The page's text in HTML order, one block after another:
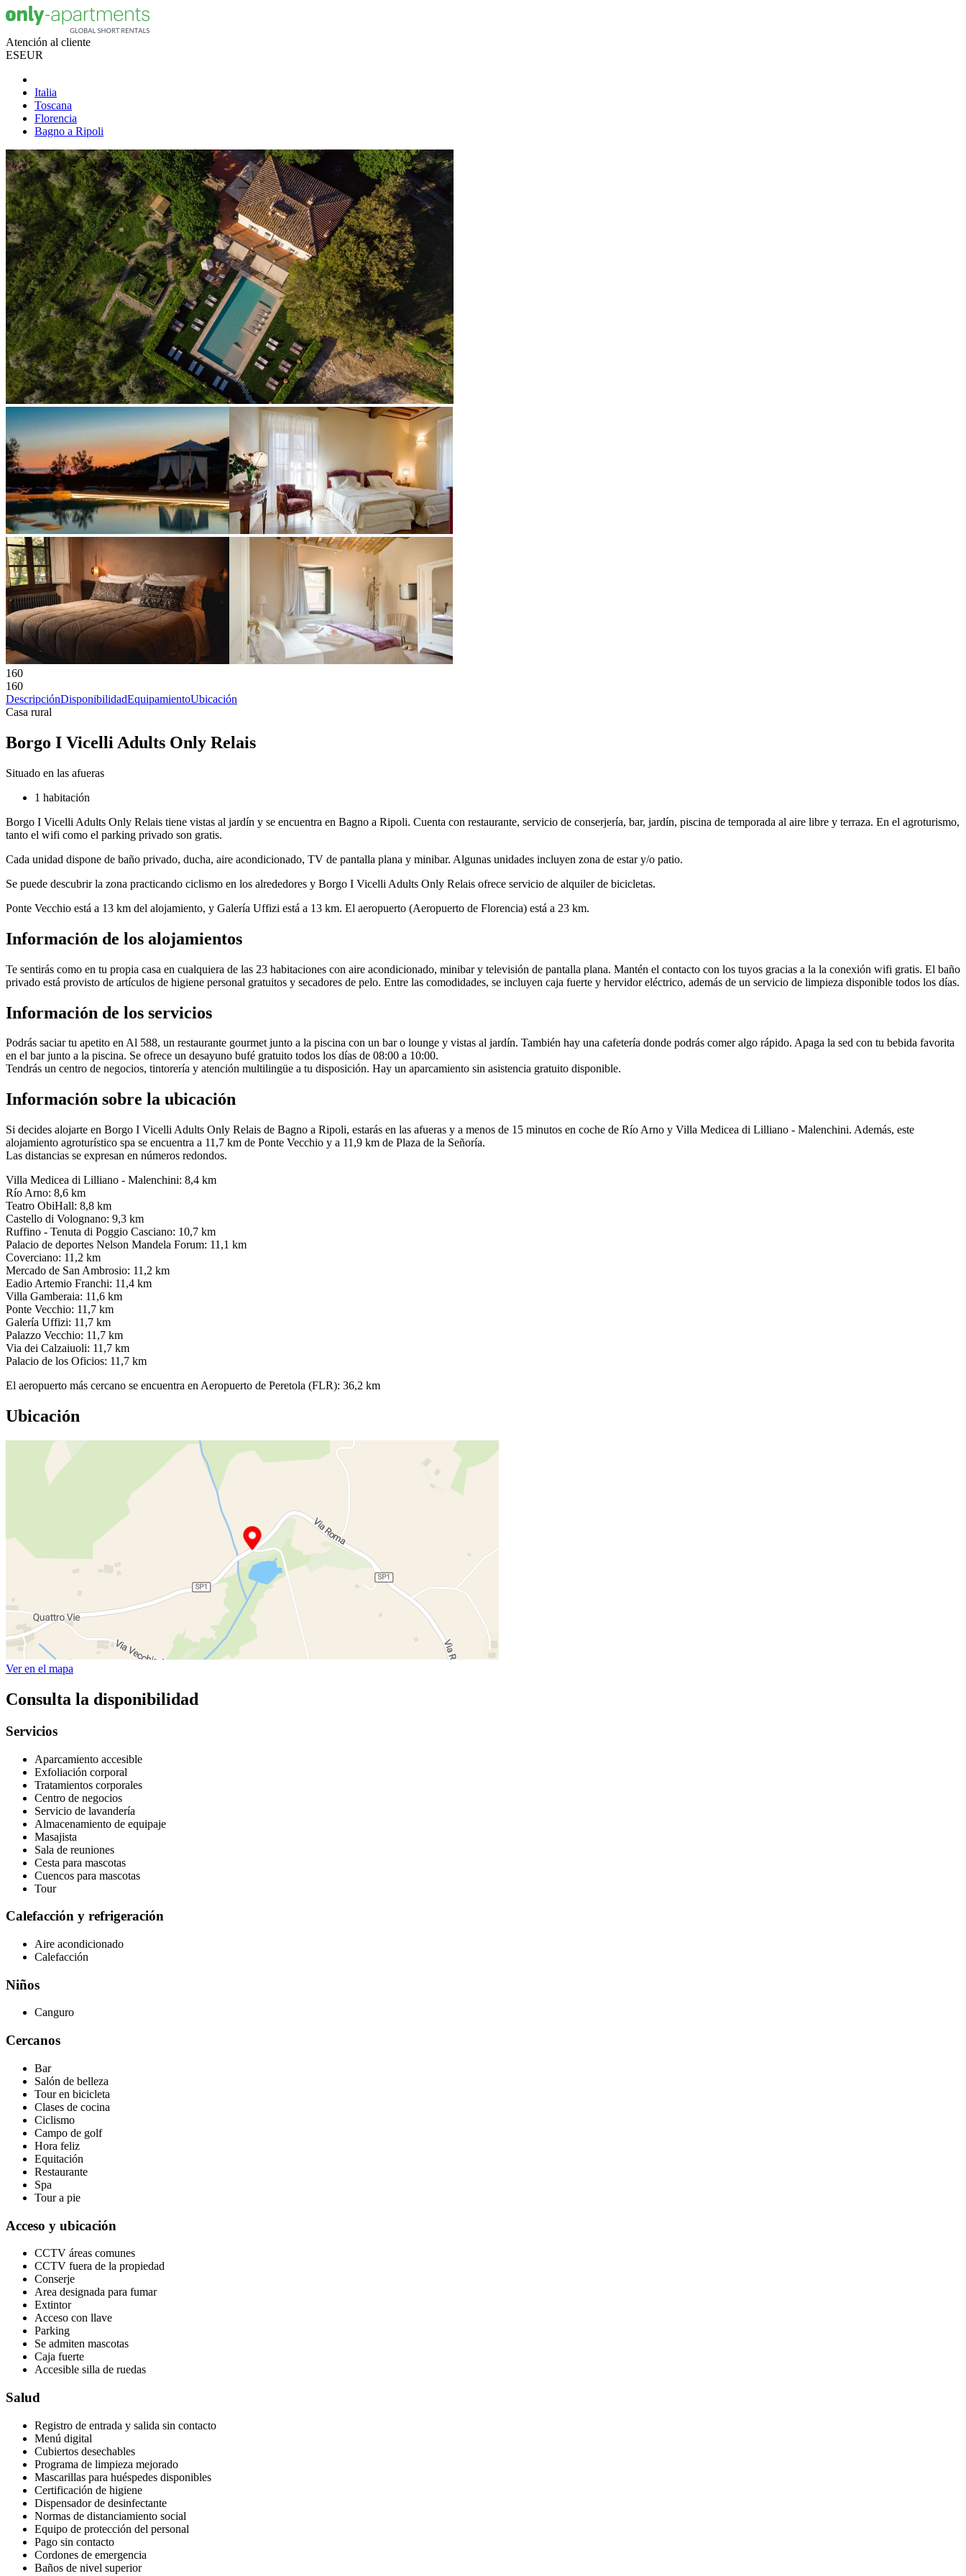
Atención al cliente
ESEUR
Italia
Toscana
Florencia
Bagno a Ripoli
160
160
DescripciónDisponibilidadEquipamientoUbicación
Casa rural
Borgo I Vicelli Adults Only Relais
Situado en las afueras
1 habitación
Borgo I Vicelli Adults Only Relais tiene vistas al jardín y se encuentra en Bagno a Ripoli. Cuenta con restaurante, servicio de conserjería, bar, jardín, piscina de temporada al aire libre y terraza. En el agroturismo,
tanto el wifi como el parking privado son gratis.
Cada unidad dispone de baño privado, ducha, aire acondicionado, TV de pantalla plana y minibar. Algunas unidades incluyen zona de estar y/o patio.
Se puede descubrir la zona practicando ciclismo en los alrededores y Borgo I Vicelli Adults Only Relais ofrece servicio de alquiler de bicicletas.
Ponte Vecchio está a 13 km del alojamiento, y Galería Uffizi está a 13 km. El aeropuerto (Aeropuerto de Florencia) está a 23 km.
Información de los alojamientos
Te sentirás como en tu propia casa en cualquiera de las 23 habitaciones con aire acondicionado, minibar y televisión de pantalla plana. Mantén el contacto con los tuyos gracias a la la conexión wifi gratis. El baño
privado está provisto de artículos de higiene personal gratuitos y secadores de pelo. Entre las comodidades, se incluyen caja fuerte y hervidor eléctrico, además de un servicio de limpieza disponible todos los días.
Información de los servicios
Podrás saciar tu apetito en Al 588, un restaurante gourmet junto a la piscina con un bar o lounge y vistas al jardín. También hay una cafetería donde podrás comer algo rápido. Apaga la sed con tu bebida favorita
en el bar junto a la piscina. Se ofrece un desayuno bufé gratuito todos los días de 08:00 a 10:00.
Tendrás un centro de negocios, tintorería y atención multilingüe a tu disposición. Hay un aparcamiento sin asistencia gratuito disponible.
Información sobre la ubicación
Si decides alojarte en Borgo I Vicelli Adults Only Relais de Bagno a Ripoli, estarás en las afueras y a menos de 15 minutos en coche de Río Arno y Villa Medicea di Lilliano - Malenchini. Además, este
alojamiento agroturístico spa se encuentra a 11,7 km de Ponte Vecchio y a 11,9 km de Plaza de la Señoría.
Las distancias se expresan en números redondos.
Villa Medicea di Lilliano - Malenchini: 8,4 km
Río Arno: 8,6 km
Teatro ObiHall: 8,8 km
Castello di Volognano: 9,3 km
Ruffino - Tenuta di Poggio Casciano: 10,7 km
Palacio de deportes Nelson Mandela Forum: 11,1 km
Coverciano: 11,2 km
Mercado de San Ambrosio: 11,2 km
Eadio Artemio Franchi: 11,4 km
Villa Gamberaia: 11,6 km
Ponte Vecchio: 11,7 km
Galería Uffizi: 11,7 km
Palazzo Vecchio: 11,7 km
Via dei Calzaiuoli: 11,7 km
Palacio de los Oficios: 11,7 km
El aeropuerto más cercano se encuentra en Aeropuerto de Peretola (FLR): 36,2 km
Ubicación
Ver en el mapa
Consulta la disponibilidad
Servicios
Aparcamiento accesible
Exfoliación corporal
Tratamientos corporales
Centro de negocios
Servicio de lavandería
Almacenamiento de equipaje
Masajista
Sala de reuniones
Cesta para mascotas
Cuencos para mascotas
Tour
Calefacción y refrigeración
Aire acondicionado
Calefacción
Niños
Canguro
Cercanos
Bar
Salón de belleza
Tour en bicicleta
Clases de cocina
Ciclismo
Campo de golf
Hora feliz
Equitación
Restaurante
Spa
Tour a pie
Acceso y ubicación
CCTV áreas comunes
CCTV fuera de la propiedad
Conserje
Area designada para fumar
Extintor
Acceso con llave
Parking
Se admiten mascotas
Caja fuerte
Accesible silla de ruedas
Salud
Registro de entrada y salida sin contacto
Menú digital
Cubiertos desechables
Programa de limpieza mejorado
Mascarillas para huéspedes disponibles
Certificación de higiene
Dispensador de desinfectante
Normas de distanciamiento social
Equipo de protección del personal
Pago sin contacto
Cordones de emergencia
Baños de nivel superior